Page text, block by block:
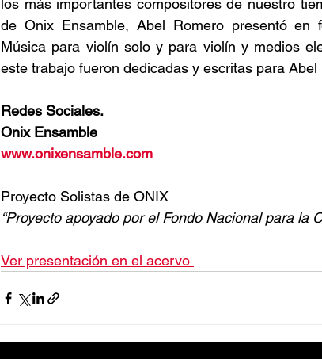
los más importantes compositores de nuestro
de Onix Ensamble, Abel Romero presentó en
Música para violín solo y para violín y medios
este trabajo fueron dedicadas y escritas para Abel
Redes Sociales.
Onix Ensamble
www.onixensamble.com
Proyecto Solistas de ONIX
“Proyecto apoyado por el Fondo Nacional para la
Ver presentación en el acervo